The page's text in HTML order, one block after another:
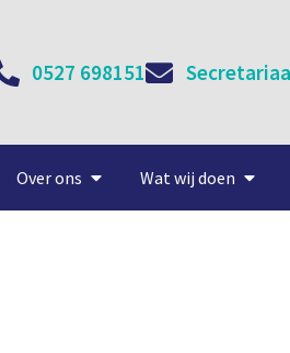
0527 698151
Over ons Wat wij doen